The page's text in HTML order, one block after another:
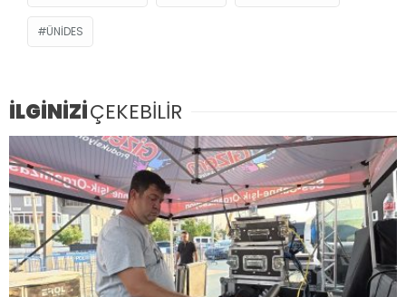
ÜNİDES
İLGİNİZİÇEKEBİLİR